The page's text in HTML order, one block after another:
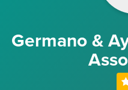
Germano &